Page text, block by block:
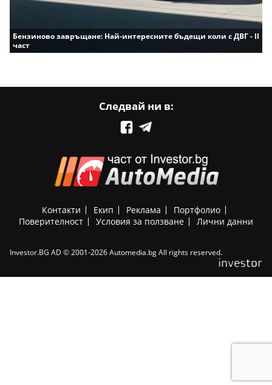
Бензиново завръщане: Най-интересните бъдещи коли с ДВГ - II
част
Следвай ни в:
Контакти Екип Реклама
Портфолио
Поверителност
Условия за ползване Лични данни
Investor.BG AD © 2001-2026 Automedia.bg All rights reserved.